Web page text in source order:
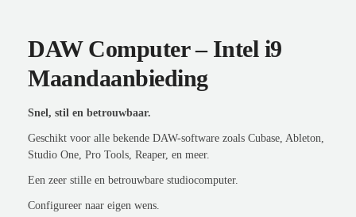
DAW Computer – Intel i9
Maandaanbieding
Snel, stil en betrouwbaar.
Geschikt voor alle bekende DAW-software zoals Cubase, Ableton,
Studio One, Pro Tools, Reaper, en meer.
Een zeer stille en betrouwbare studiocomputer.
Configureer naar eigen wens.